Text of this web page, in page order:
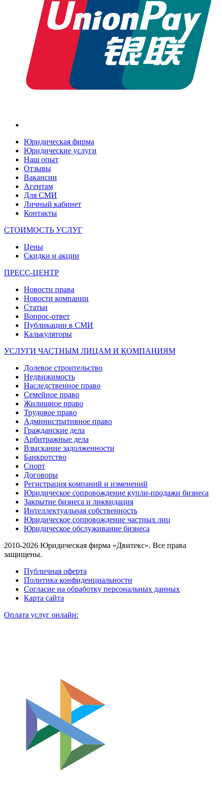
Юридическая фирма
Юридические услуги
Наш опыт
Отзывы
Вакансии
Агентам
Для СМИ
Личный кабинет
Контакты
СТОИМОСТЬ УСЛУГ
Цены
Скидки и акции
ПРЕСС-ЦЕНТР
Новости права
Новости компании
Статьи
Вопрос-ответ
Публикации в СМИ
Калькуляторы
УСЛУГИ ЧАСТНЫМ ЛИЦАМ И КОМПАНИЯМ
Долевое строительство
Недвижимость
Наследственное право
Семейное право
Жилищное право
Трудовое право
Административное право
Гражданские дела
Арбитражные дела
Взыскание задолженности
Банкротство
Спорт
Договоры
Регистрация компаний и изменений
Юридическое сопровождение купли-продажи бизнеса
Закрытие бизнеса и ликвидация
Интеллектуальная собственность
Юридическое сопровождение частных лиц
Юридическое обслуживание бизнеса
2010-2026 Юридическая фирма «Двитекс». Все права
защищены.
Публичная оферта
Политика конфиденциальности
Согласие на обработку персональных данных
Карта сайта
Оплата услуг онлайн: